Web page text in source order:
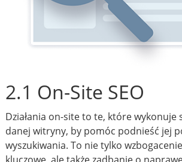
2.1 On-Site SEO
Działania on-site to te, które wykonuje
danej witryny, by pomóc podnieść jej
wyszukiwania. To nie tylko
kluczowe, ale także zadbanie o